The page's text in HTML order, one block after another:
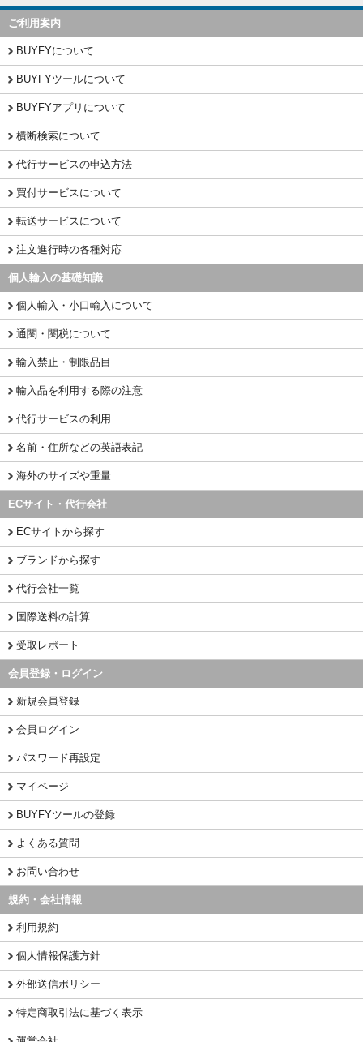
ご利用案内
BUYFYについて
BUYFYツールについて
BUYFYアプリについて
横断検索について
代行サービスの申込方法
買付サービスについて
転送サービスについて
注文進行時の各種対応
個人輸入の基礎知識
個人輸入・小口輸入について
通関・関税について
輸入禁止・制限品目
輸入品を利用する際の注意
代行サービスの利用
名前・住所などの英語表記
海外のサイズや重量
ECサイト・代行会社
ECサイトから探す
ブランドから探す
代行会社一覧
国際送料の計算
受取レポート
会員登録・ログイン
新規会員登録
会員ログイン
パスワード再設定
マイページ
BUYFYツールの登録
よくある質問
お問い合わせ
規約・会社情報
利用規約
個人情報保護方針
外部送信ポリシー
特定商取引法に基づく表示